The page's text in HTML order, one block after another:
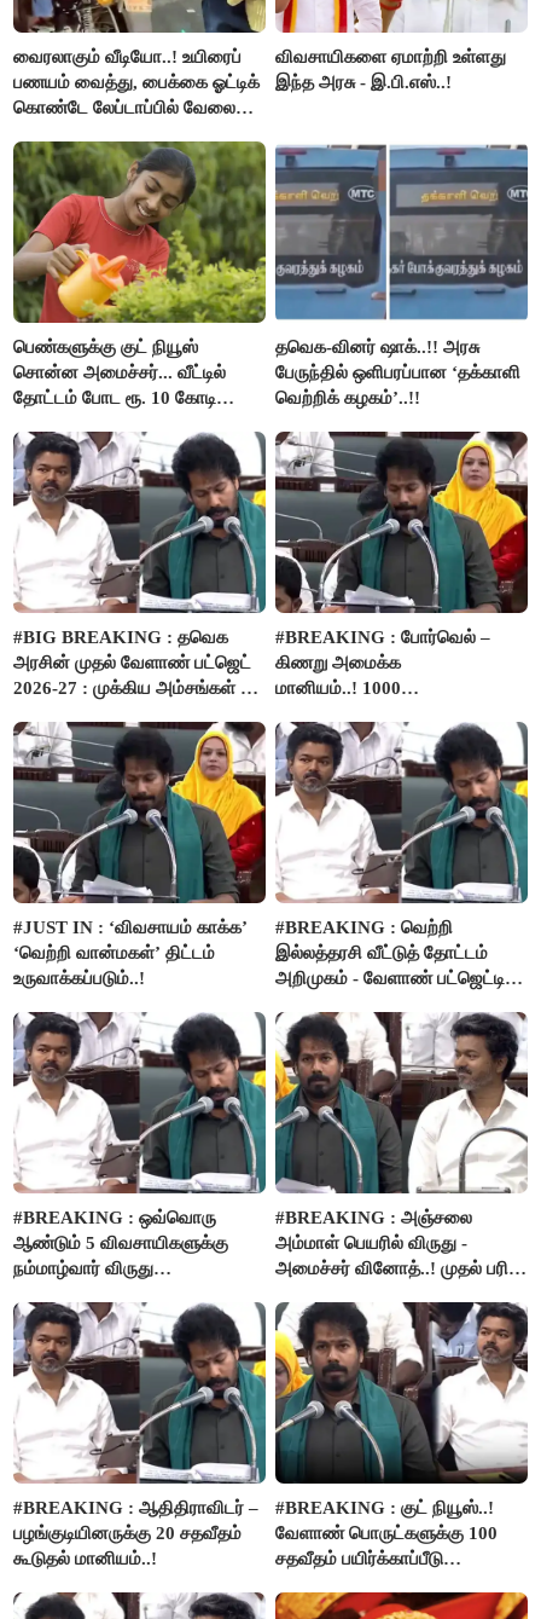
வைரலாகும் வீடியோ..! உயிரைப்
பணயம் வைத்து, பைக்கை ஓட்டிக்
கொண்டே லேப்டாப்பில் வேலை
விவசாயிகளை ஏமாற்றி உள்ளது
இந்த அரசு - இ.பி.எஸ்..!
பெண்களுக்கு குட் நியூஸ்
சொன்ன அமைச்சர்... வீட்டில்
தோட்டம் போட ரூ. 10 கோடி
தவெக-வினர் ஷாக்..!! அரசு
பேருந்தில் ஒளிபரப்பான ‘தக்காளி
வெற்றிக் கழகம்’..!!
#BIG BREAKING : தவெக
அரசின் முதல் வேளாண் பட்ஜெட்
2026-27 : முக்கிய அம்சங்கள் ஓர்
#BREAKING : போர்வெல் –
கிணறு அமைக்க
மானியம்..! 1000
பம்புசெட் வழங்கப்படும்..!
#JUST IN : ‘விவசாயம் காக்க’
‘வெற்றி வான்மகள்’ திட்டம்
உருவாக்கப்படும்..!
#BREAKING : வெற்றி
இல்லத்தரசி வீட்டுத் தோட்டம்
அறிமுகம் - வேளாண் பட்ஜெட்டில்
#BREAKING : ஒவ்வொரு
ஆண்டும் 5 விவசாயிகளுக்கு
நம்மாழ்வார் விருது
#BREAKING : அஞ்சலை
அம்மாள் பெயரில் விருது -
அமைச்சர் வினோத்..! முதல் பரிசு
#BREAKING : ஆதிதிராவிடர் –
பழங்குடியினருக்கு 20 சதவீதம்
கூடுதல் மானியம்..!
#BREAKING : குட் நியூஸ்..!
வேளாண் பொருட்களுக்கு 100
சதவீதம் பயிர்க்காப்பீடு
வினோத்..!